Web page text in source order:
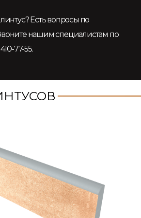
Есть вопросы по
нашим специалистам по
77-55.